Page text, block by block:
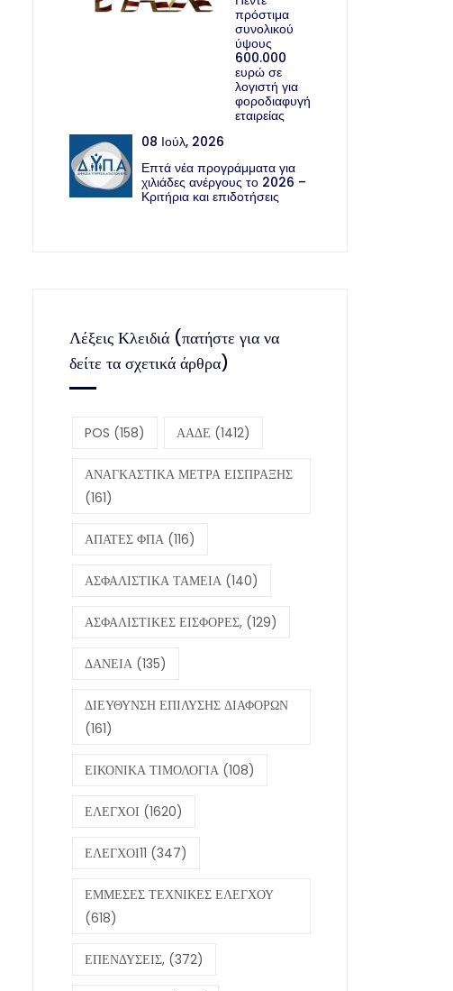
πρόστιμα
συνολικού
ύψους
600.000
ευρώ σε
λογιστή για
φοροδιαφυγή
εταιρείας
08 Ιούλ, 2026
Επτά νέα προγράμματα για
χιλιάδες ανέργους το 2026 –
Κριτήρια και επιδοτήσεις
Λέξεις Κλειδιά (πατήστε για να
δείτε τα σχετικά άρθρα)
POS (158) ΑΑΔΕ (1412)
ΑΝΑΓΚΑΣΤΙΚΑ ΜΕΤΡΑ ΕΙΣΠΡΑΞΗΣ
(161)
ΑΠΑΤΕΣ ΦΠΑ (116)
ΑΣΦΑΛΙΣΤΙΚΑ ΤΑΜΕΙΑ (140)
ΑΣΦΑΛΙΣΤΙΚΕΣ ΕΙΣΦΟΡΕΣ, (129)
ΔΑΝΕΙΑ (135)
ΔΙΕΥΘΥΝΣΗ ΕΠΙΛΥΣΗΣ ΔΙΑΦΟΡΩΝ
(161)
ΕΙΚΟΝΙΚΑ ΤΙΜΟΛΟΓΙΑ (108)
ΕΛΕΓΧΟΙ (1620)
ΕΛΕΓΧΟΙ11 (347)
ΕΜΜΕΣΕΣ ΤΕΧΝΙΚΕΣ ΕΛΕΓΧΟΥ
(618)
ΕΠΕΝΔΥΣΕΙΣ, (372)